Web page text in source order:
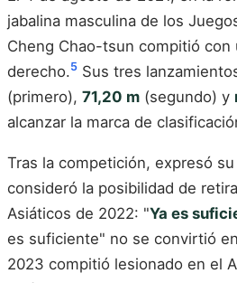
jabalina masculina de los
Cheng Chao-tsun compitió con
derecho.5 Sus tres
(primero), 71,20 m (segundo) y
alcanzar la marca de
Tras la competición, expresó
consideró la posibilidad de
Asiáticos de 2022: "Ya es
es suficiente" no se convirtió
2023 compitió lesionado en el